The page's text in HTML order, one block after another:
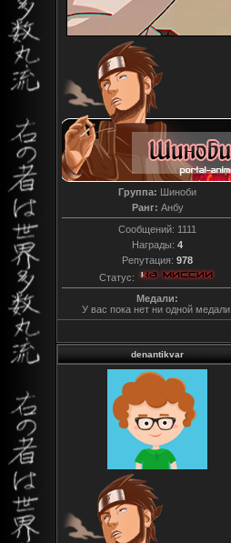
Группа: Шиноби
Ранг: Анбу
Сообщений: 1111
Награды: 4
Репутация: 978
Статус:
Медали:
У вас пока нет ни одной медали.
denantikvar